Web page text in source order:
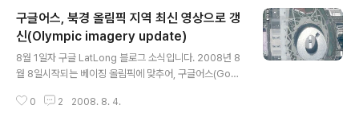
했습니다. 물론 그간, 스트릿뷰 차량이 유럽을 대상으로 3
차원 정보까지 수직하고 있다는 소식은 있었고, 오스트랠
리아에서도 찰영중이라는 소식이 간간히 흘러나오긴 했지
만, 솔직히 일본에 스트릿뷰 영상이 등장했다는 건 정말 의
외라고 생각됩니다. 아래는 구글맵(Google Maps)에서
일본을 대상으로 맞춰둔 후, 화면위에 있는 "Street Vie
구글어스, 북경 올림픽 지역 최신 영상으로 갱
신(Olympic imagery update)
8월 1일자 구글 LatLong 블로그 소식입니다. 2008년 8
월 8일시작되는 베이징 올림픽에 맞추어, 구글어스(Goog
신 영상으로 갱신하였다는 내용입니다. 이중에는 2주일 전
0 2 2008. 8. 4.